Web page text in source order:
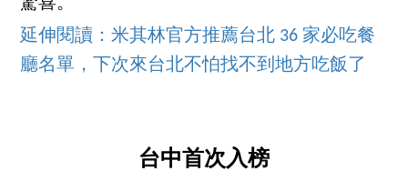
延伸閱讀：米其林官方推薦台北 36 家必吃餐
廳名單，下次來台北不怕找不到地方吃飯了
台中首次入榜